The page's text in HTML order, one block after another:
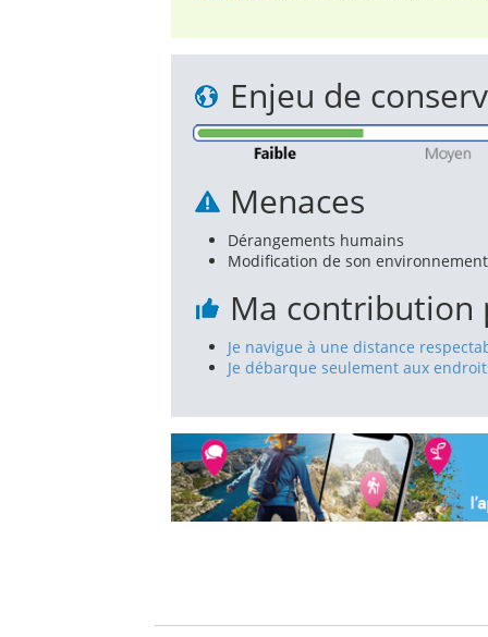
Enjeu de
Menaces
Dérangements humains
Modification de son environnement
Ma contribution
Je navigue à une distance
Je débarque seulement aux